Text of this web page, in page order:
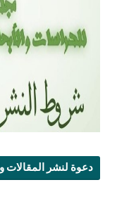
دعوة لنشر المقالات